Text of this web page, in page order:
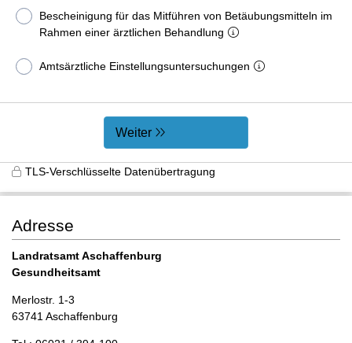
Bescheinigung für das Mitführen von Betäubungsmitteln im
Rahmen einer ärztlichen Behandlung
Amtsärztliche Einstellungsuntersuchungen
Weiter
TLS-Verschlüsselte Datenübertragung
Adresse
Landratsamt Aschaffenburg
Gesundheitsamt
Merlostr. 1-3
63741 Aschaffenburg